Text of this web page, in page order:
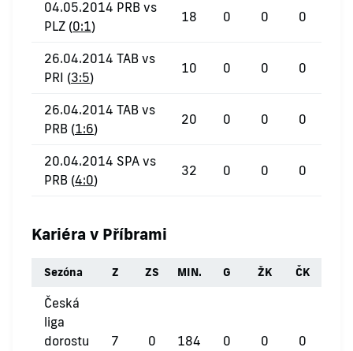
04.05.2014 PRB vs
PLZ (0:1)
18 0 0 0
26.04.2014 TAB vs
PRI (3:5)
10 0 0 0
26.04.2014 TAB vs
PRB (1:6)
20 0 0 0
20.04.2014 SPA vs
PRB (4:0)
32 0 0 0
Kariéra v Příbrami
Sezóna Z ZS MIN. G ŽK ČK
Česká
liga
dorostu
7 0 184 0 0 0